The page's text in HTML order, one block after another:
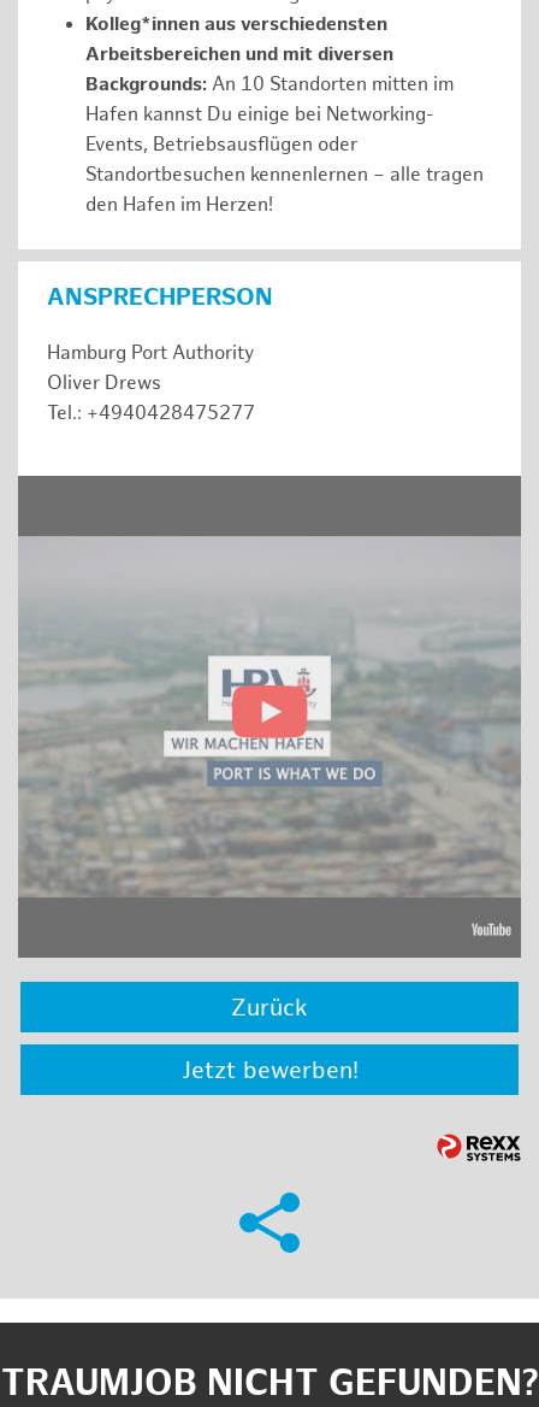
Kolleg*innen aus verschiedensten
Arbeitsbereichen und mit diversen
Backgrounds: An 10 Standorten mitten im
Hafen kannst Du einige bei Networking-
Events, Betriebsausflügen oder
Standortbesuchen kennenlernen – alle tragen
den Hafen im Herzen!
ANSPRECHPERSON
Hamburg Port Authority
Oliver Drews
Tel.: +4940428475277
Zurück
Jetzt bewerben!
TRAUMJOB NICHT GEFUNDEN?